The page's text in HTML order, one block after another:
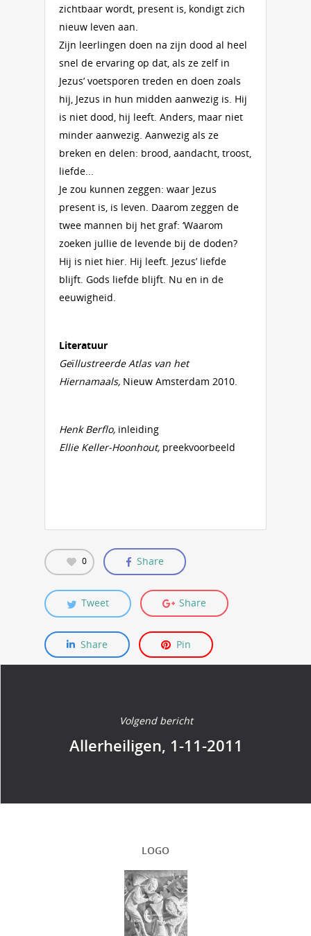
zichtbaar wordt, present is, kondigt zich
nieuw leven aan.
Zijn leerlingen doen na zijn dood al heel
snel de ervaring op dat, als ze zelf in
Jezus’ voetsporen treden en doen zoals
hij, Jezus in hun midden aanwezig is. Hij
is niet dood, hij leeft. Anders, maar niet
minder aanwezig. Aanwezig als ze
breken en delen: brood, aandacht, troost,
liefde...
Je zou kunnen zeggen: waar Jezus
present is, is leven. Daarom zeggen de
twee mannen bij het graf: ‘Waarom
zoeken jullie de levende bij de doden?
Hij is niet hier. Hij leeft. Jezus’ liefde
blijft. Gods liefde blijft. Nu en in de
eeuwigheid.
Literatuur
Geïllustreerde Atlas van het
Hiernamaals, Nieuw Amsterdam 2010.
Henk Berflo, inleiding
Ellie Keller-Hoonhout, preekvoorbeeld
0 Share
Tweet Share
Share Pin
Volgend bericht
Allerheiligen, 1-11-2011
LOGO